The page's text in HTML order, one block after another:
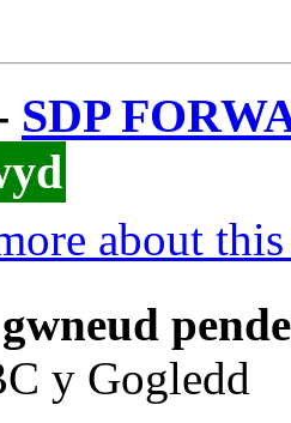
SDP
about
y Gogledd